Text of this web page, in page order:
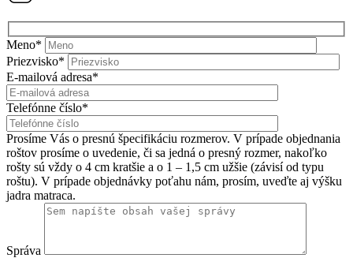
Meno*
Priezvisko*
E-mailová adresa*
Telefónne číslo*
Prosíme Vás o presnú špecifikáciu rozmerov. V prípade objednania
roštov prosíme o uvedenie, či sa jedná o presný rozmer, nakoľko
rošty sú vždy o 4 cm kratšie a o 1 – 1,5 cm užšie (závisí od typu
roštu). V prípade objednávky poťahu nám, prosím, uveďte aj výšku
jadra matraca.
Správa